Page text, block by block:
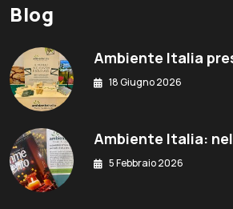
Blog
Ambiente Italia
18 Giugno 2026
Ambiente Italia:
5 Febbraio 2026